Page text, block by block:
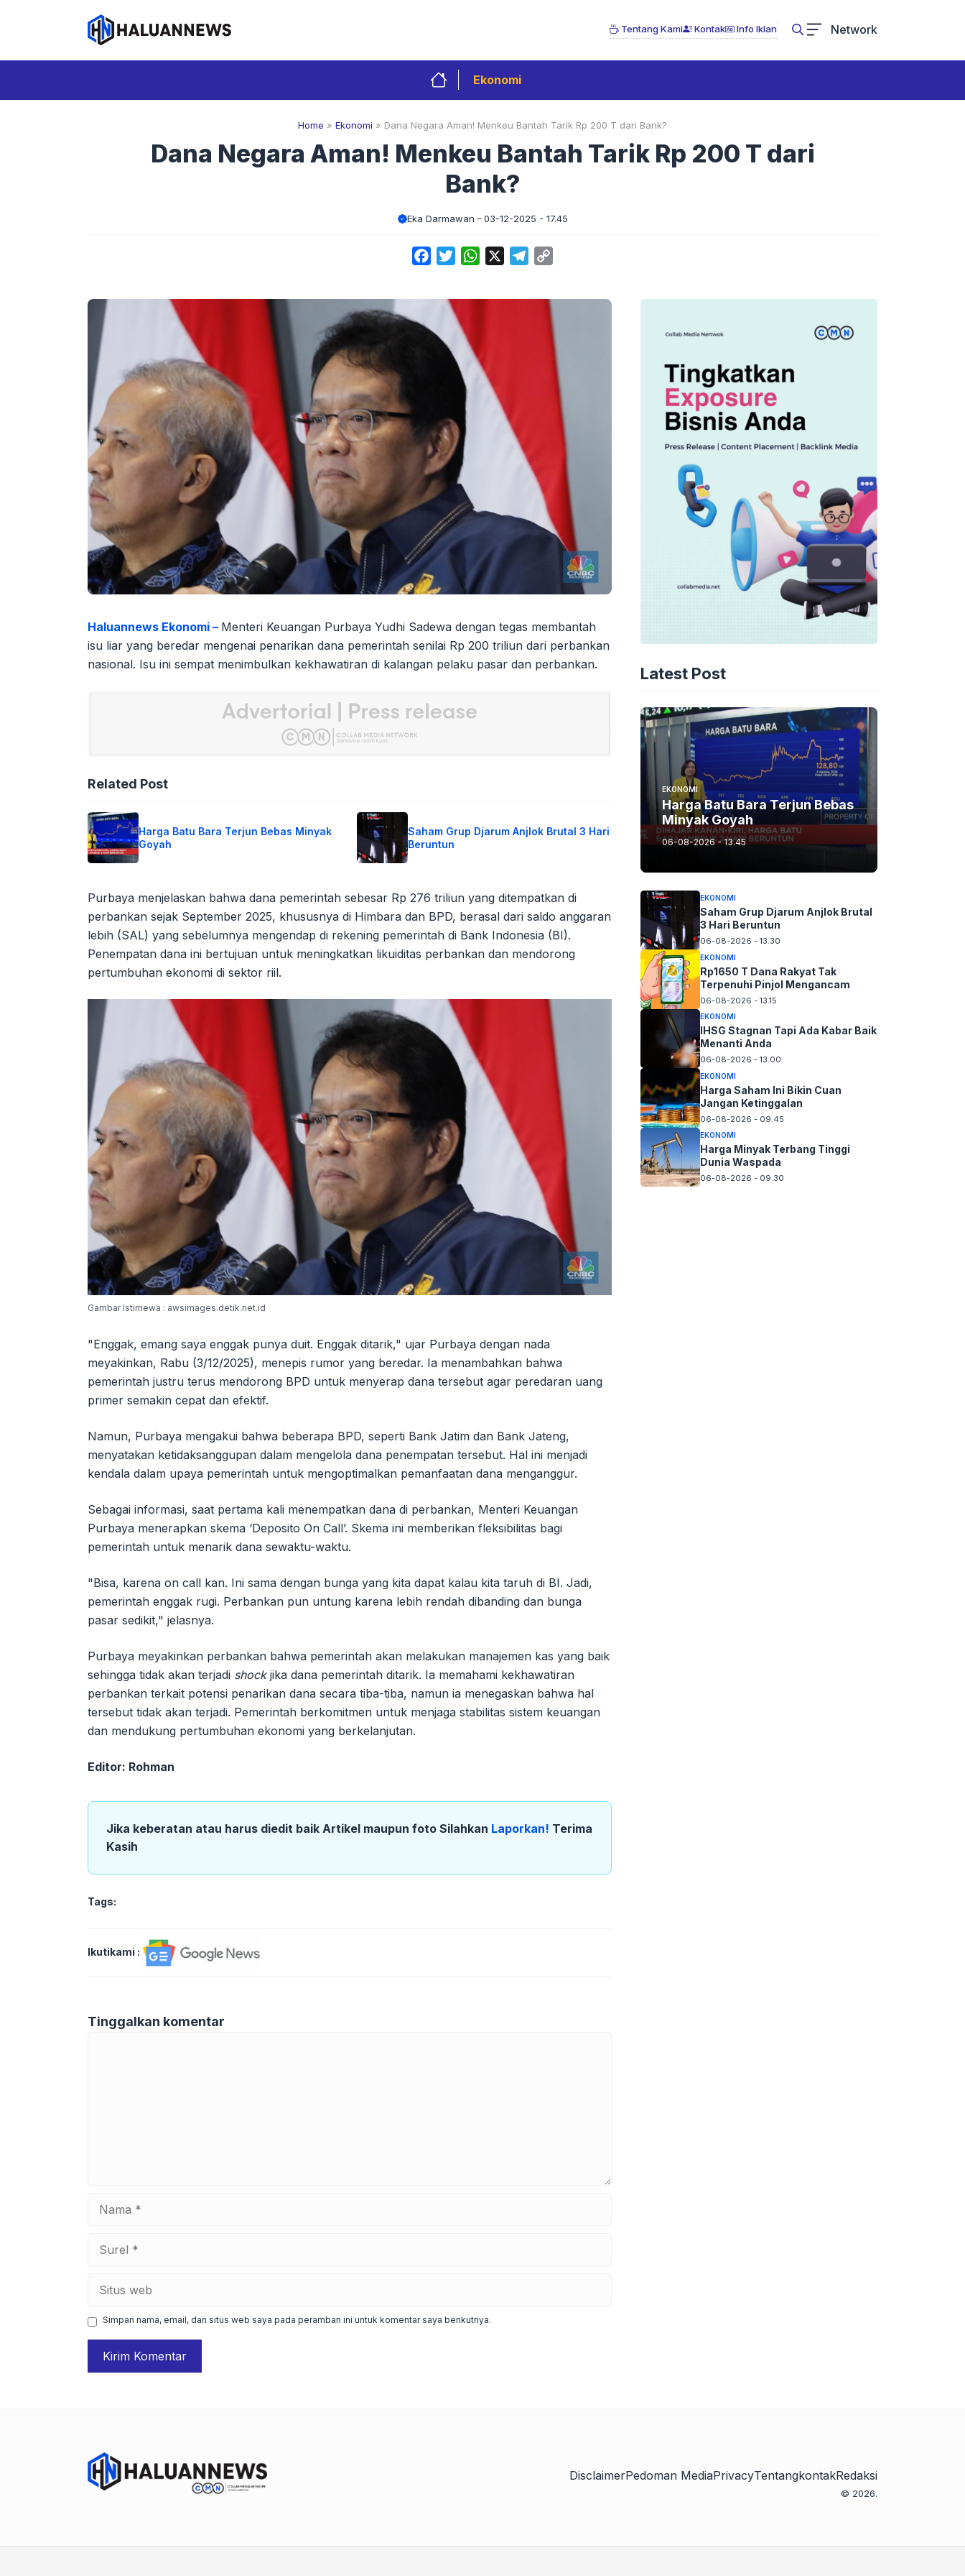
Tentang Kami Kontak Info Iklan Network
Ekonomi
Home » Ekonomi » Dana Negara Aman! Menkeu Bantah Tarik Rp 200 T dari Bank?
Dana Negara Aman! Menkeu Bantah Tarik Rp 200 T dari
Bank?
Eka Darmawan 03-12-2025 - 17.45
FacebookTwitterWhatsApp Telegram
Haluannews Ekonomi – Menteri Keuangan Purbaya Yudhi Sadewa dengan tegas membantah
isu liar yang beredar mengenai penarikan dana pemerintah senilai Rp 200 triliun dari perbankan
nasional. Isu ini sempat menimbulkan kekhawatiran di kalangan pelaku pasar dan perbankan.
Related Post
Harga Batu Bara Terjun Bebas Minyak
Goyah
Saham Grup Djarum Anjlok Brutal 3 Hari
Beruntun
Purbaya menjelaskan bahwa dana pemerintah sebesar Rp 276 triliun yang ditempatkan di
perbankan sejak September 2025, khususnya di Himbara dan BPD, berasal dari saldo anggaran
lebih (SAL) yang sebelumnya mengendap di rekening pemerintah di Bank Indonesia (BI).
Penempatan dana ini bertujuan untuk meningkatkan likuiditas perbankan dan mendorong
pertumbuhan ekonomi di sektor riil.
Gambar Istimewa : awsimages.detik.net.id
"Enggak, emang saya enggak punya duit. Enggak ditarik," ujar Purbaya dengan nada
meyakinkan, Rabu (3/12/2025), menepis rumor yang beredar. Ia menambahkan bahwa
pemerintah justru terus mendorong BPD untuk menyerap dana tersebut agar peredaran uang
primer semakin cepat dan efektif.
Namun, Purbaya mengakui bahwa beberapa BPD, seperti Bank Jatim dan Bank Jateng,
menyatakan ketidaksanggupan dalam mengelola dana penempatan tersebut. Hal ini menjadi
kendala dalam upaya pemerintah untuk mengoptimalkan pemanfaatan dana menganggur.
Sebagai informasi, saat pertama kali menempatkan dana di perbankan, Menteri Keuangan
Purbaya menerapkan skema ‘Deposito On Call’. Skema ini memberikan fleksibilitas bagi
pemerintah untuk menarik dana sewaktu-waktu.
"Bisa, karena on call kan. Ini sama dengan bunga yang kita dapat kalau kita taruh di BI. Jadi,
pemerintah enggak rugi. Perbankan pun untung karena lebih rendah dibanding dan bunga
pasar sedikit," jelasnya.
Purbaya meyakinkan perbankan bahwa pemerintah akan melakukan manajemen kas yang baik
sehingga tidak akan terjadi shockjika dana pemerintah ditarik. Ia memahami kekhawatiran
perbankan terkait potensi penarikan dana secara tiba-tiba, namun ia menegaskan bahwa hal
tersebut tidak akan terjadi. Pemerintah berkomitmen untuk menjaga stabilitas sistem keuangan
dan mendukung pertumbuhan ekonomi yang berkelanjutan.
Editor: Rohman
Jika keberatan atau harus diedit baik Artikel maupun foto Silahkan Laporkan! Terima
Kasih
Tags:
Ikutikami :
Tinggalkan komentar
web
Simpan nama, email, dan situs web saya pada peramban ini untuk komentar saya berikutnya.
Latest Post
EKONOMI
Harga Batu Bara Terjun Bebas
Minyak Goyah
06-08-2026 - 13.45
EKONOMI
Saham Grup Djarum Anjlok Brutal
3 Hari Beruntun
06-08-2026 - 13.30
EKONOMI
Rp1650 T Dana Rakyat Tak
Terpenuhi Pinjol Mengancam
06-08-2026 - 13.15
EKONOMI
IHSG Stagnan Tapi Ada Kabar Baik
Menanti Anda
06-08-2026 - 13.00
EKONOMI
Harga Saham Ini Bikin Cuan
Jangan Ketinggalan
06-08-2026 - 09.45
EKONOMI
Harga Minyak Terbang Tinggi
Dunia Waspada
06-08-2026 - 09.30
DisclaimerPedoman MediaPrivacyTentangkontakRedaksi
© 2026.